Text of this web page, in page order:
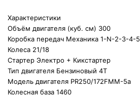
Характеристики
Объём двигателя (куб. см) 300
Коробка передач Механика 1-N-2-3-4-5
Колеса 21/18
Стартер Электро + Кикстартер
Тип двигателя Бензиновый 4Т
Модель двигателя PR250/172FMM-5a
Колесная база 1460